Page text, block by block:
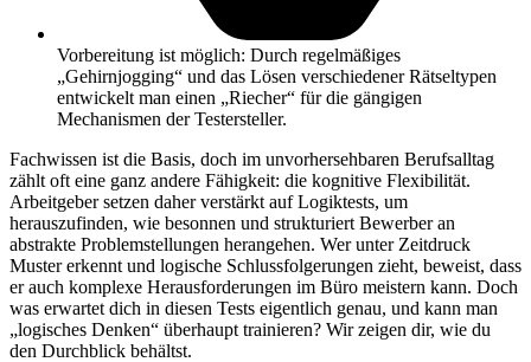
Vorbereitung ist möglich: Durch regelmäßiges
„Gehirnjogging“ und das Lösen verschiedener Rätseltypen
entwickelt man einen „Riecher“ für die gängigen
Mechanismen der Testersteller.
Fachwissen ist die Basis, doch im unvorhersehbaren Berufsalltag
zählt oft eine ganz andere Fähigkeit: die kognitive Flexibilität.
Arbeitgeber setzen daher verstärkt auf Logiktests, um
herauszufinden, wie besonnen und strukturiert Bewerber an
abstrakte Problemstellungen herangehen. Wer unter Zeitdruck
Muster erkennt und logische Schlussfolgerungen zieht, beweist, dass
er auch komplexe Herausforderungen im Büro meistern kann. Doch
was erwartet dich in diesen Tests eigentlich genau, und kann man
„logisches Denken“ überhaupt trainieren? Wir zeigen dir, wie du
den Durchblick behältst.